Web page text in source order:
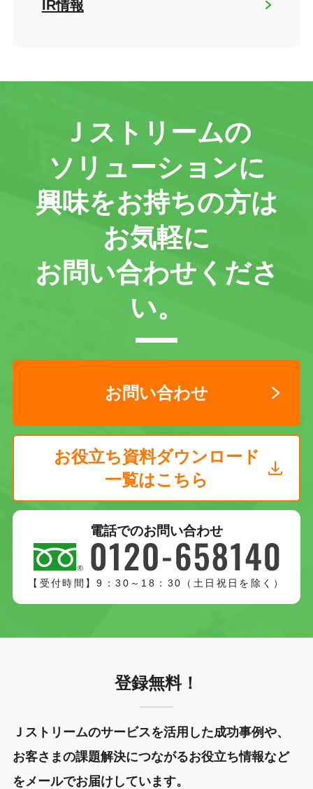
IR情報
Ｊストリームの
ソリューションに
興味をお持ちの方は
お気軽に
お問い合わせくださ
い。
お問い合わせ
お役立ち資料ダウンロード
一覧はこちら
電話でのお問い合わせ
【受付時間】9：30～18：30（土日祝日を除く）
登録無料！
Ｊストリームのサービスを活用した成功事例や、
お客さまの課題解決につながるお役立ち情報など
をメールでお届けしています。